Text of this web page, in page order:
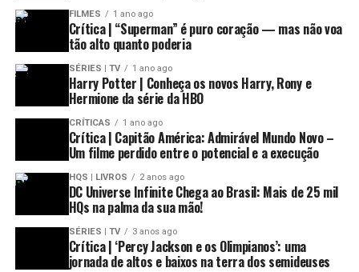
FILMES 1 ano ago
Crítica | “Superman” é puro coração — mas não voa
tão alto quanto poderia
SÉRIES | TV 1 ano ago
Harry Potter | Conheça os novos Harry, Rony e
Hermione da série da HBO
CRÍTICAS 1 ano ago
Crítica | Capitão América: Admirável Mundo Novo –
Um filme perdido entre o potencial e a execução
HQS | LIVROS 2 anos ago
DC Universe Infinite Chega ao Brasil: Mais de 25 mil
HQs na palma da sua mão!
SÉRIES | TV 3 anos ago
Crítica | ‘Percy Jackson e os Olimpianos’: uma
jornada de altos e baixos na terra dos semideuses